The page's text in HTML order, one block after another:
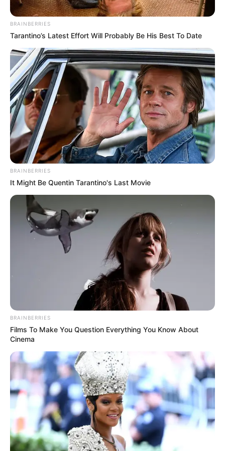
§5º-A, e 201, §8º-A, e ao adicional de risco.
Art. 201. §8º-A. O requisito de idade a que se refere o
inciso I do §7º será de 57 (cinquenta e sete) anos, se
mulher, e 60 (sessenta) anos, se homem, para o agente
comunitário de saúde e o agente de combate às endemias
que comprovem o mínimo de 25 (vinte e cinco) anos de
tempo de contribuição e de efetivo exercício na respectiva
atividade.
Art. 2º.Para fins de cômputo do tempo de contribuição e de efetivo
exercício da atividade de que tratam os artigos 40, §5º-A, e 201,
§8º-A, da Constituição, deve-se considerar o período em que o
agente comunitário de saúde ou o agente de combate às endemias
categoria, assim como o tempo laborado na condição de
readaptado, desde que a readaptação tenha decorrido de acidente
de trabalho, de doença profissional ou de doença do trabalho.
º. Os agentes comunitários de saúde e os agentes de
combate às endemias, vinculados a regime próprio de previdência
BRAINBERRIES
Tarantino’s Latest Effort Will Probably Be His Best To Date
BRAINBERRIES
It Might Be Quentin Tarantino's Last Movie
BRAINBERRIES
Films To Make You Question Everything You Know About
Cinema